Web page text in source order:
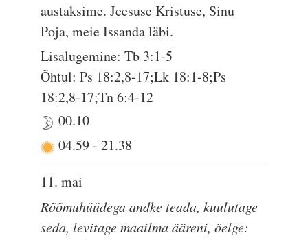
austaksime. Jeesuse Kristuse, Sinu
Poja, meie Issanda läbi.
Lisalugemine: Tb 3:1-5
Õhtul: Ps 18:2,8-17;Lk 18:1-8;Ps
18:2,8-17;Tn 6:4-12
00.10
04.59-21.38
11. mai
Rõõmuhüüdega andke teada, kuulutage
seda, levitage maailma ääreni, öelge: